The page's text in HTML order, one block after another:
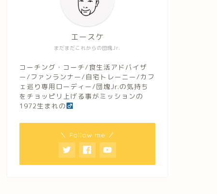
まだまだこれからの団塊Jr.
エースケ
コーチング・コーチ/食生活アドバイザ
ー/ファンランナー/自宅トレーニー/カフ
ェ巡り専用ローディー/団塊Jr.の気持ち
をチョッピリ上げる事がミッションの
1972生まれの
＼ Follow me ／